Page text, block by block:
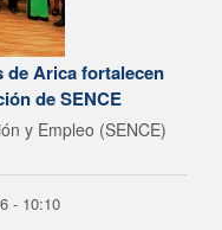
de Arica fortalecen
de SENCE
y Empleo (SENCE)
- 10:10